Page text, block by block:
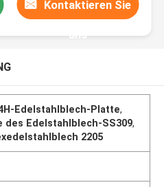
Kontaktieren Sie
uns
Edelstahlblech-Platte,
des Edelstahlblech-SS309,
2205